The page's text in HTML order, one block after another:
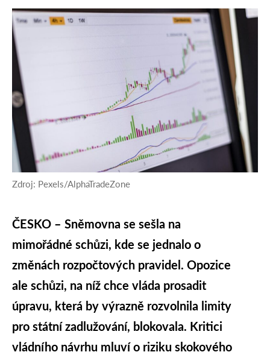
Zdroj: Pexels/AlphaTradeZone
ČESKO – Sněmovna se sešla na
mimořádné schůzi, kde se jednalo o
změnách rozpočtových pravidel. Opozice
ale schůzi, na níž chce vláda prosadit
úpravu, která by výrazně rozvolnila limity
pro státní zadlužování, blokovala. Kritici
vládního návrhu mluví o riziku skokového